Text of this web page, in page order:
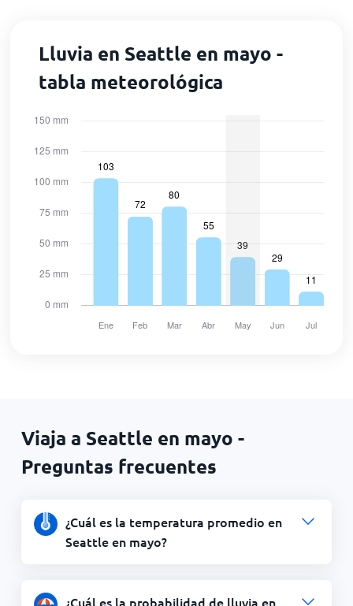
Lluvia en Seattle en mayo -
tabla meteorológica
Viaja a Seattle en mayo -
Preguntas frecuentes
¿Cuál es la temperatura promedio en
Seattle en mayo?
¿Cuál es la probabilidad de lluvia en